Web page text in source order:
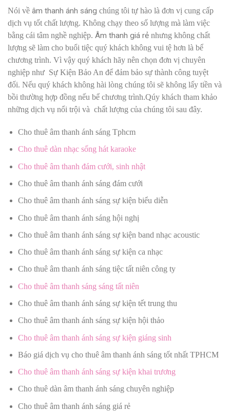
Nói về âm thanh ánh sáng chúng tôi tự hào là đơn vị cung cấp
dịch vụ tốt chất lượng. Không chạy theo số lượng mà làm việc
bằng cái tâm nghề nghiệp. Âm thanh giá rẻ nhưng không chất
lượng sẽ làm cho buổi tiệc quý khách không vui tệ hơn là bể
chương trình. Vì vậy quý khách hãy nên chọn đơn vị chuyên
nghiệp như Sự Kiện Bảo An để đảm bảo sự thành công tuyệt
đối. Nếu quý khách không hài lòng chúng tôi sẽ không lấy tiền và
bồi thường hợp đồng nếu bể chương trình.Qúy khách tham khảo
những dịch vụ nổi trội và chất lượng của chúng tôi sau đây.
Cho thuê âm thanh ánh sáng Tphcm
Cho thuê dàn nhạc sống hát karaoke
Cho thuê âm thanh đám cưới, sinh nhật
Cho thuê âm thanh ánh sáng đám cưới
Cho thuê âm thanh ánh sáng sự kiện biểu diễn
Cho thuê âm thanh ánh sáng hội nghị
Cho thuê âm thanh ánh sáng sự kiện band nhạc acoustic
Cho thuê âm thanh ánh sáng sự kiện ca nhạc
Cho thuê âm thanh ánh sáng tiệc tất niên công ty
Cho thuê âm thanh sáng sáng tất niên
Cho thuê âm thanh ánh sáng sự kiện tết trung thu
Cho thuê âm thanh ánh sáng sự kiện hội thảo
Cho thuê âm thanh ánh sáng sự kiện giáng sinh
Báo giá dịch vụ cho thuê âm thanh ánh sáng tốt nhất TPHCM
Cho thuê âm thanh ánh sáng sự kiện khai trương
Cho thuê dàn âm thanh ánh sáng chuyên nghiệp
Cho thuê âm thanh ánh sáng giá rẻ